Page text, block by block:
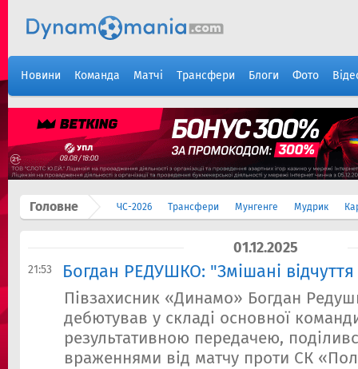
Новини Команда Матчі Трансфери Блоги Фото
Головне ЧС-2026 Трансфери Мунгенге Мудрик
01.12.2025
21:53 Богдан РЕДУШКО: "Змішані
Півзахисник «Динамо» Богдан
дебютував у складі основної
результативною передачею,
враженнями від матчу проти СК